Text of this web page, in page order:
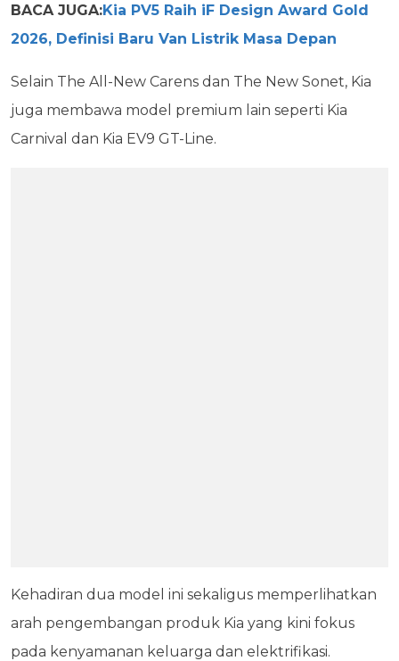
BACA JUGA:Kia PV5 Raih iF Design Award Gold
2026, Definisi Baru Van Listrik Masa Depan
Selain The All-New Carens dan The New Sonet, Kia
juga membawa model premium lain seperti Kia
Carnival dan Kia EV9 GT-Line.
Kehadiran dua model ini sekaligus memperlihatkan
arah pengembangan produk Kia yang kini fokus
pada kenyamanan keluarga dan elektrifikasi.